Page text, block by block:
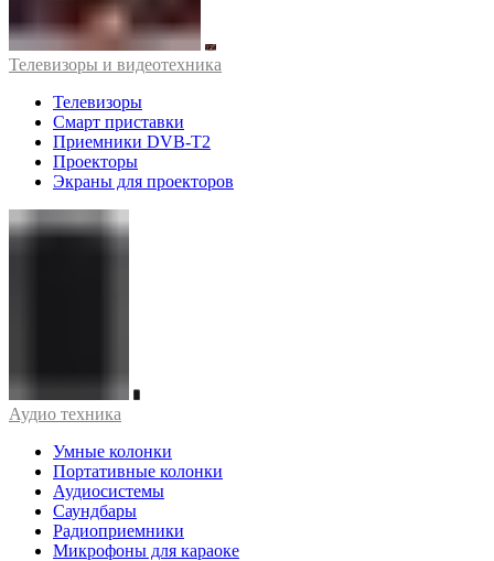
Телевизоры и видеотехника
Телевизоры
Смарт приставки
Приемники DVB-T2
Проекторы
Экраны для проекторов
Аудио техника
Умные колонки
Портативные колонки
Аудиосистемы
Саундбары
Радиоприемники
Микрофоны для караоке